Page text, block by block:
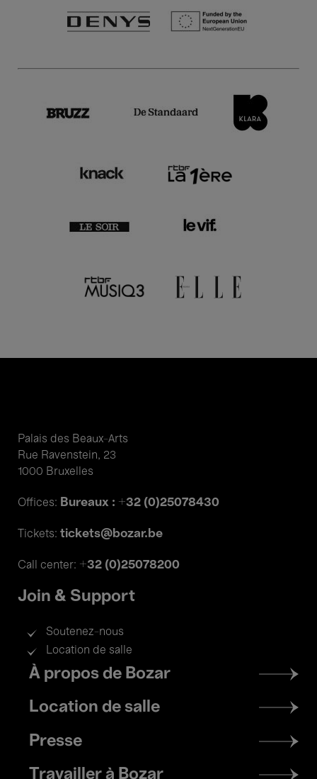
Palais des Beaux-Arts
Rue Ravenstein, 23
1000 Bruxelles
Offices: Bureaux : +32 (0)25078430
Tickets: tickets@bozar.be
Call center: +32 (0)25078200
Join & Support
Soutenez-nous
Location de salle
Footer
menu
À propos de Bozar
Location de salle
Presse
Travailler à Bozar